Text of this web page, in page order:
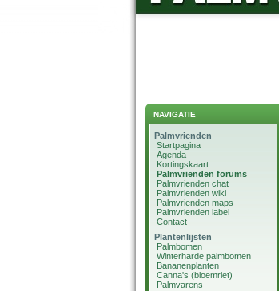
NAVIGATIE
Palmvrienden
Startpagina
Agenda
Kortingskaart
Palmvrienden forums
Palmvrienden chat
Palmvrienden wiki
Palmvrienden maps
Palmvrienden label
Contact
Plantenlijsten
Palmbomen
Winterharde palmbomen
Bananenplanten
Canna's (bloemriet)
Palmvarens